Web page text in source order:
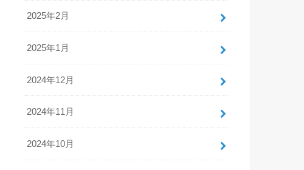
2025年2月
2025年1月
2024年12月
2024年11月
2024年10月